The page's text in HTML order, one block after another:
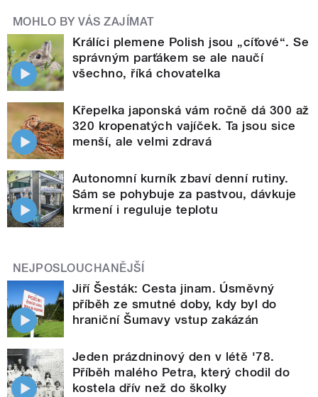
MOHLO BY VÁS ZAJÍMAT
Králíci plemene Polish jsou „cíťové“. Se
správným parťákem se ale naučí
všechno, říká chovatelka
Křepelka japonská vám ročně dá 300 až
320 kropenatých vajíček. Ta jsou sice
menší, ale velmi zdravá
Autonomní kurník zbaví denní rutiny.
Sám se pohybuje za pastvou, dávkuje
krmení i reguluje teplotu
NEJPOSLOUCHANĚJŠÍ
Jiří Šesták: Cesta jinam. Úsměvný
příběh ze smutné doby, kdy byl do
hraniční Šumavy vstup zakázán
Jeden prázdninový den v létě '78.
Příběh malého Petra, který chodil do
kostela dřív než do školky